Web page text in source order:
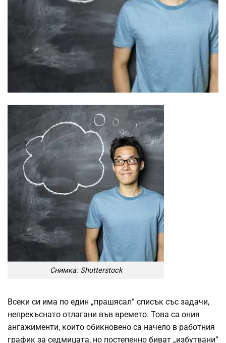
Снимка: Shutterstock
Всеки си има по един „прашясал” списък със задачи,
непрекъснато отлагани във времето. Това са ония
ангажименти, които обикновено са начело в работния
график за седмицата, но постепенно биват „избутвани”